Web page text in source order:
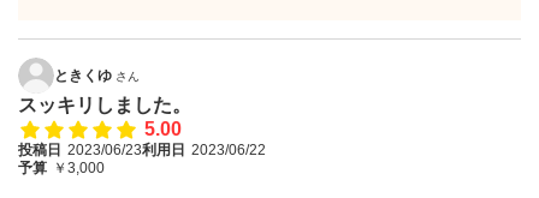
ときくゆ さん
スッキリしました。
5.00
投稿日 2023/06/23利用日 2023/06/22
予算 ￥3,000